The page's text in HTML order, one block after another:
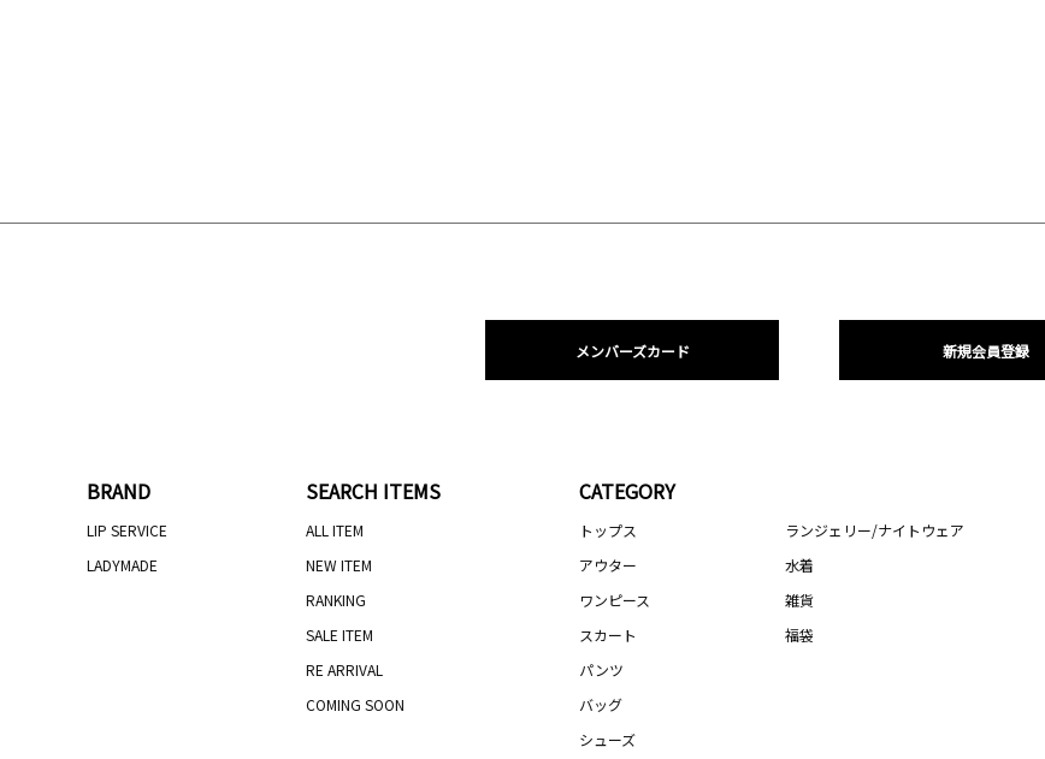
メンバーズカード 新規会員登録
BRAND
LIP SERVICE
LADYMADE
SEARCH ITEMS
ALL ITEM
NEW ITEM
RANKING
SALE ITEM
RE ARRIVAL
COMING SOON
CATEGORY
トップス
アウター
ワンピース
スカート
パンツ
バッグ
シューズ
ランジェリー/ナイトウェア
水着
雑貨
福袋